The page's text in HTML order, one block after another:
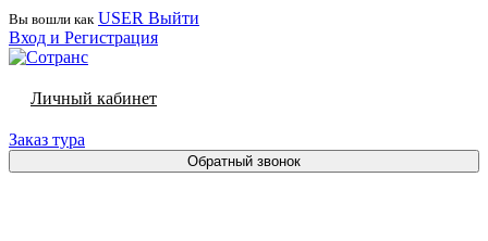
Вы вошли как USER Выйти
Вход и Регистрация
Личный кабинет
Заказ тура
Обратный звонок